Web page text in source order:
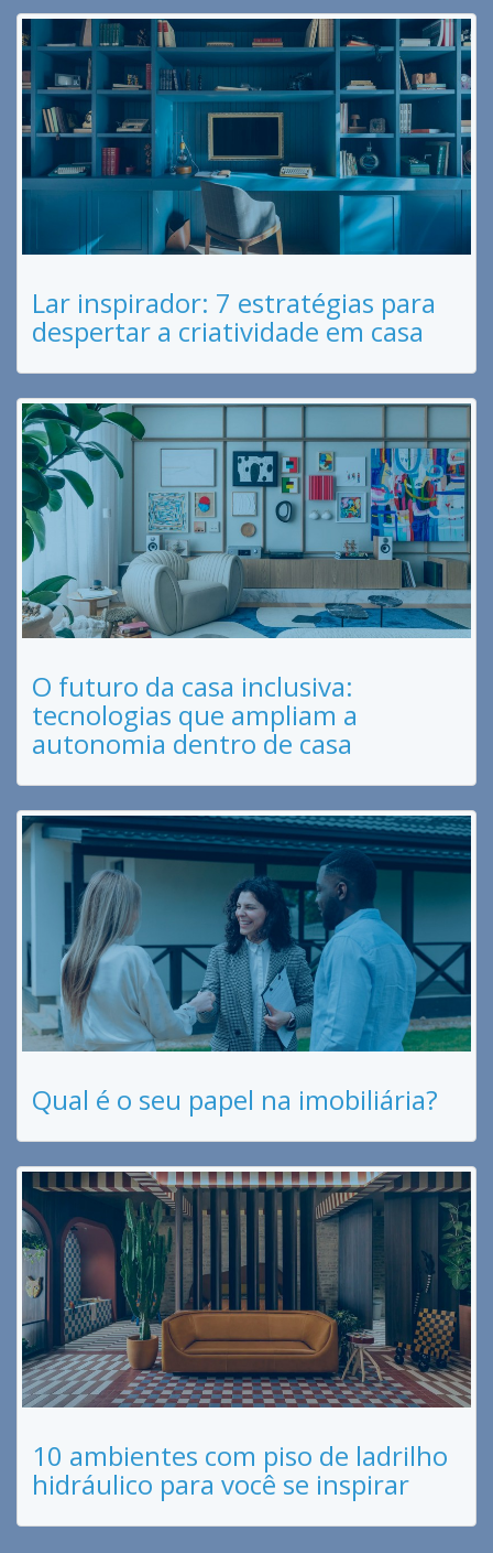
Lar inspirador: 7 estratégias para
despertar a criatividade em casa
O futuro da casa inclusiva:
tecnologias que ampliam a
autonomia dentro de casa
Qual é o seu papel na imobiliária?
10 ambientes com piso de ladrilho
hidráulico para você se inspirar